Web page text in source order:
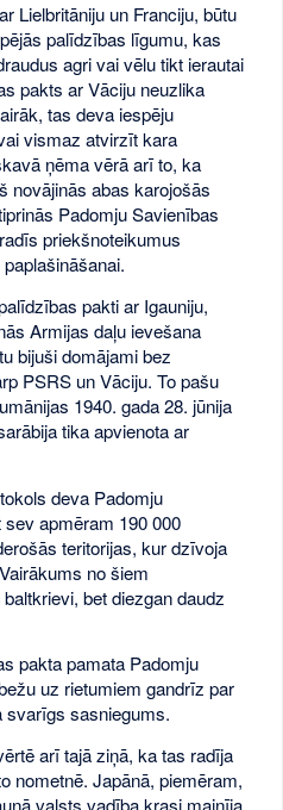
Lielbritāniju un Franciju, būtu
palīdzības līgumu, kas
agri vai vēlu tikt ierautai
pakts ar Vāciju neuzlika
tas deva iespēju
vismaz atvirzīt kara
ņēma vērā arī to, ka
novājinās abas karojošās
Padomju Savienības
priekšnoteikumus
pakti ar Igauniju,
Armijas daļu ievešana
bijuši domājami bez
PSRS un Vāciju. To pašu
1940. gada 28. jūnija
tika apvienota ar
deva Padomju
apmēram 190 000
teritorijas, kur dzīvoja
no šiem
bet diezgan daudz
pakta pamata Padomju
uz rietumiem gandrīz par
svarīgs sasniegums.
arī tajā ziņā, ka tas radīja
nometnē. Japānā, piemēram,
valsts vadība krasi mainīja